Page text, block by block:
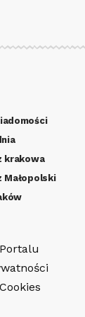
krakowa
Małopolski